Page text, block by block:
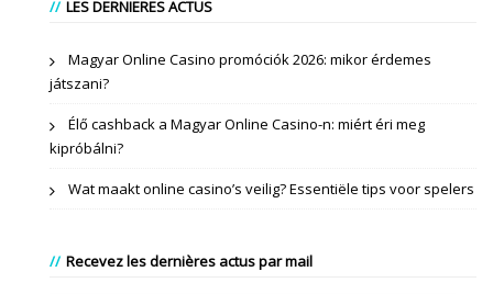
LES DERNIERES ACTUS
Magyar Online Casino promóciók 2026: mikor érdemes
játszani?
Élő cashback a Magyar Online Casino-n: miért éri meg
kipróbálni?
Wat maakt online casino’s veilig? Essentiële tips voor spelers
Recevez les dernières actus par mail